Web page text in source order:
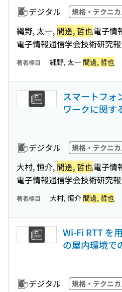
デジタル 規格・テクニ
縄野, 太一, 間邊, 哲也電子情
電子情報通信学会技術研究
著者標目 縄野, 太一 間邊, 哲也
スマートフォ
ワークに関す
デジタル 規格・テクニ
大村, 恒介, 間邊, 哲也電子情
電子情報通信学会技術研究
著者標目 大村, 恒介 間邊, 哲也
Wi-Fi RTT を
の屋内環境で
デジタル 規格・テクニ